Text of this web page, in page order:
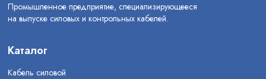
Промышленное предприятие, специализирующееся
на выпуске силовых и контрольных кабелей.
Каталог
Кабель силовой